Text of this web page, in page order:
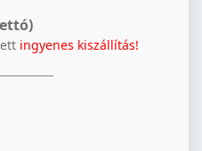
ingyenes kiszállítás!